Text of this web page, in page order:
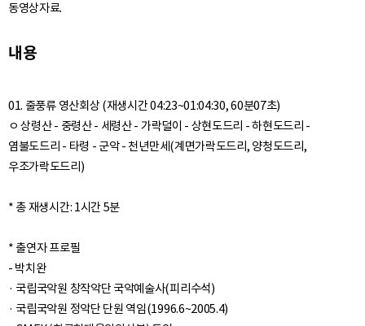
동영상자료.
내용
01. 줄풍류 영산회상 (재생시간 04:23~01:04:30, 60분07초)
ㅇ 상령산 - 중령산 - 세령산 - 가락덜이 - 상현도드리 - 하현도드리 -
염불도드리 - 타령 - 군악 - 천년만세(계면가락도드리, 양청도드리,
우조가락도드리)
* 총 재생시간: 1시간 5분
* 출연자 프로필
- 박치완
· 국립국악원 창작악단 국악예술사(피리수석)
· 국립국악원 정악단 단원 역임(1996.6~2005.4)